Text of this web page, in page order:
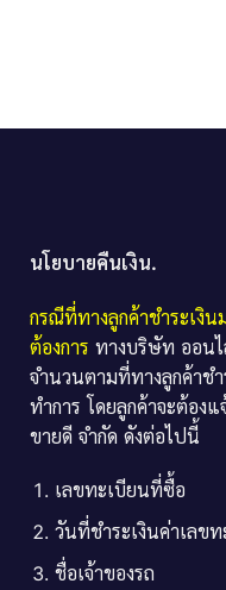
นโยบายคืนเงิน.
กรณีที่ทางลูกค้าชำระเงิ
ต้องการ ทางบริษัท ออน
จำนวนตามที่ทางลูกค้าช
ทำการ โดยลูกค้าจะต้อง
ขายดี จำกัด ดังต่อไปนี้
เลขทะเบียนที่ซื้อ
วันที่ชำระเงินค่าเลข
ชื่อเจ้าของรถ